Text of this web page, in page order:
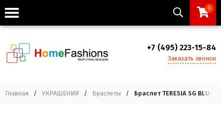
0
+7 (495) 223-15-84
Заказать звонок
Главная / УКРАШЕНИЯ / Браслеты / Браслет TERESIA SG BLUE